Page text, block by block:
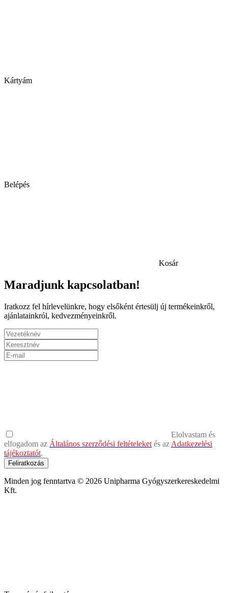
Kártyám
Belépés
Kosár
Maradjunk kapcsolatban!
Iratkozz fel hírlevelünkre, hogy elsőként értesülj új termékeinkről,
ajánlatainkról, kedvezményeinkről.
Elolvastam és
elfogadom az Általános szerződési feltételeket és az Adatkezelési
tájékoztatót.
Feliratkozás
Minden jog fenntartva © 2026 Unipharma Gyógyszerkereskedelmi
Kft.